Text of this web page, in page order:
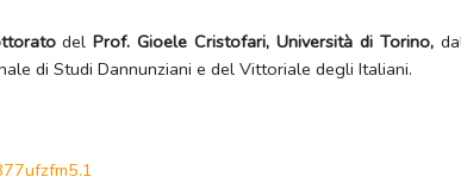
del Prof. Gioele Cristofari, Università di Torino,
di Studi Dannunziani e del Vittoriale degli Italiani.
.1